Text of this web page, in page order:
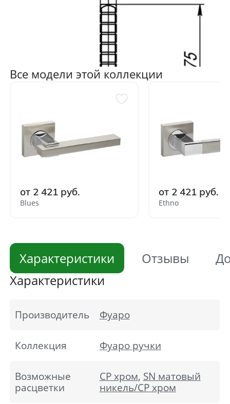
Все модели этой коллекции
от 2 421 руб.
Blues
от 2 421 руб.
Ethno
Характеристики Отзывы
Характеристики
Производитель Фуаро
Коллекция Фуаро ручки
Возможные
расцветки
CP хром, SN матовый
никель/CP хром